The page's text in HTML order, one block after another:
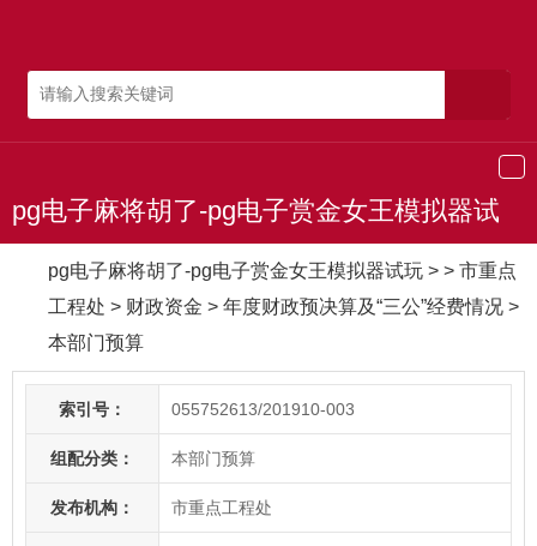
导
pg电子麻将胡了-pg电子赏金女王模拟器试
pg电子麻将胡了-pg电子赏金女王模拟器试玩 > > 市重点
工程处 > 财政资金 > 年度财政预决算及“三公”经费情况 >
本部门预算
索引号： 055752613/201910-003
组配分类： 本部门预算
发布机构： 市重点工程处